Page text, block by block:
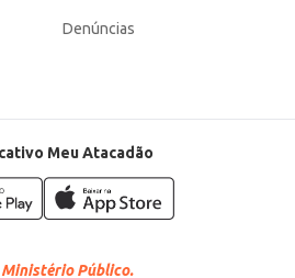
Denúncias
Meu Atacadão
Ministério Público.